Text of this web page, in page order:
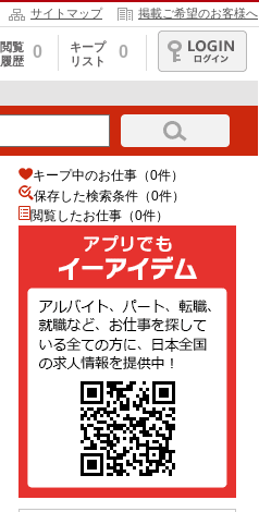
サイトマップ 掲載ご希望のお客様へ
閲覧
履歴
0
キープ
リスト
0
ログイン
キープ中のお仕事（0件）
保存した検索条件（0件）
閲覧したお仕事（0件）